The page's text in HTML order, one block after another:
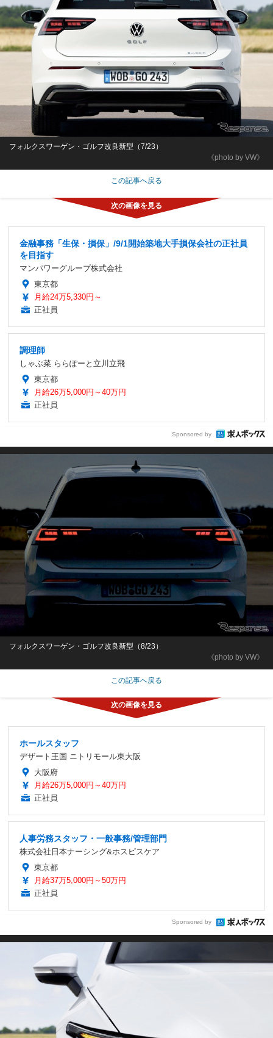
《photo by VW》
フォルクスワーゲン・ゴルフ改良新型（7/23）
この記事へ戻る
金融事務「生保・損保」/9/1開始築地大手損保会社の正社員
を目指す
マンパワーグループ株式会社
東京都
月給24万5,330円～
正社員
調理師
しゃぶ菜 ららぽーと立川立飛
東京都
月給26万5,000円～40万円
正社員
Sponsored by
《photo by VW》
フォルクスワーゲン・ゴルフ改良新型（8/23）
この記事へ戻る
ホールスタッフ
デザート王国 ニトリモール東大阪
大阪府
月給26万5,000円～40万円
正社員
人事労務スタッフ・一般事務/管理部門
株式会社日本ナーシング&ホスピスケア
東京都
月給37万5,000円～50万円
正社員
Sponsored by